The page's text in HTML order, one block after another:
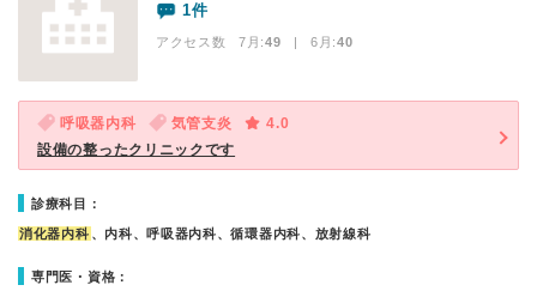
1件
アクセス数 7月:49 | 6月:40
呼吸器内科 気管支炎
4.0
設備の整ったクリニックです
診療科目：
消化器内科 、内科、呼吸器内科、循環器内科、放射線科
専門医・資格：